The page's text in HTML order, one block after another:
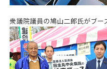
衆議院議員の鳩山二郎氏がブー